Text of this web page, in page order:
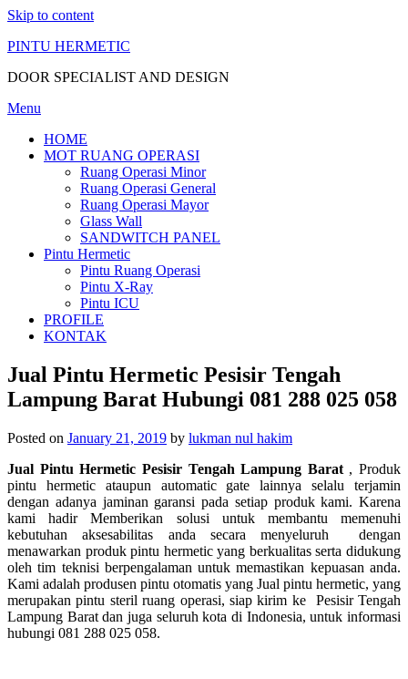
Skip to content
PINTU HERMETIC
DOOR SPECIALIST AND DESIGN
Menu
HOME
MOT RUANG OPERASI
Ruang Operasi Minor
Ruang Operasi General
Ruang Operasi Mayor
Glass Wall
SANDWITCH PANEL
Pintu Hermetic
Pintu Ruang Operasi
Pintu X-Ray
Pintu ICU
PROFILE
KONTAK
Jual Pintu Hermetic Pesisir Tengah
Lampung Barat Hubungi 081 288 025 058
Posted on January 21, 2019 by lukman nul hakim
Jual Pintu Hermetic Pesisir Tengah Lampung Barat, Produk
pintu hermetic ataupun automatic gate lainnya selalu terjamin
dengan adanya jaminan garansi pada setiap produk kami. Karena
kami hadir Memberikan solusi untuk membantu memenuhi
kebutuhan aksesabilitas anda secara menyeluruh dengan
menawarkan produk pintu hermetic yang berkualitas serta didukung
oleh tim teknisi berpengalaman untuk memastikan kepuasan anda.
Kami adalah produsen pintu otomatis yang Jual pintu hermetic, yang
merupakan pintu steril ruang operasi, siap kirim ke
Pesisir Tengah
Lampung Barat dan juga seluruh kota di Indonesia, untuk informasi
hubungi 081 288 025 058.